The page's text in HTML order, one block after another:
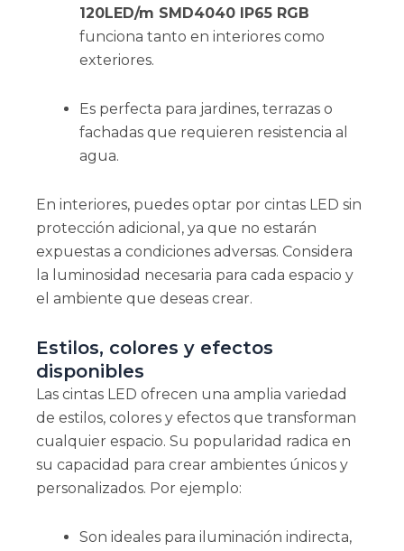
120LED/m SMD4040 IP65 RGB
funciona tanto en interiores como
exteriores.
Es perfecta para jardines, terrazas o
fachadas que requieren resistencia al
agua.
En interiores, puedes optar por cintas LED sin
protección adicional, ya que no estarán
expuestas a condiciones adversas. Considera
la luminosidad necesaria para cada espacio y
el ambiente que deseas crear.
Estilos, colores y efectos
disponibles
Las cintas LED ofrecen una amplia variedad
de estilos, colores y efectos que transforman
cualquier espacio. Su popularidad radica en
su capacidad para crear ambientes únicos y
personalizados. Por ejemplo:
Son ideales para iluminación indirecta,